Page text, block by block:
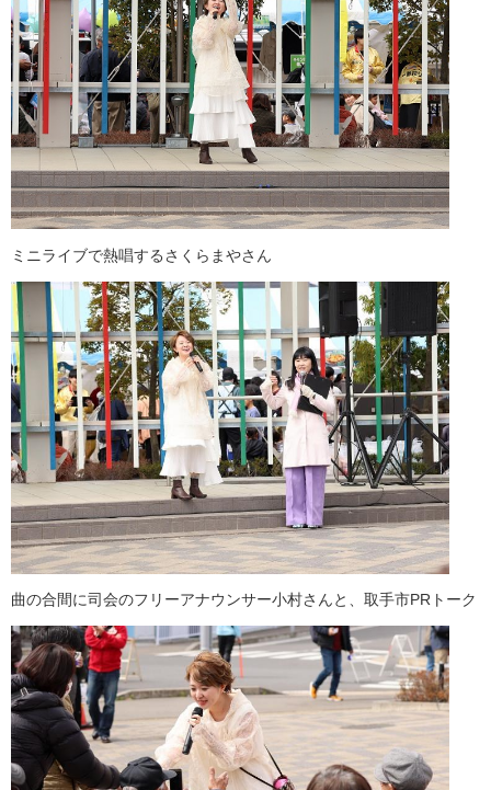
ミニライブで熱唱するさくらまやさん
曲の合間に司会のフリーアナウンサー小村さんと、取手市PRトーク